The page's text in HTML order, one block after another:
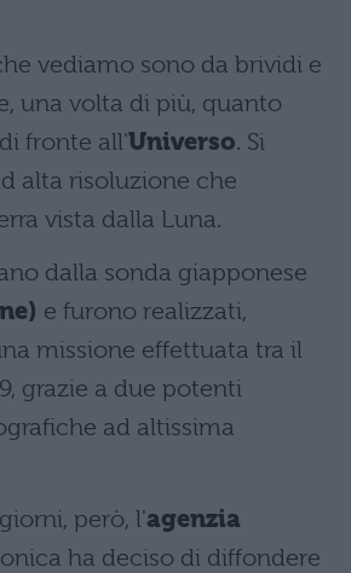
vediamo sono da brividi e
una volta di più, quanto
fronte all'Universo. Si
alta risoluzione che
vista dalla Luna.
dalla sonda giapponese
e furono realizzati,
missione effettuata tra il
grazie a due potenti
ad altissima
però, l'agenzia
ha deciso di diffondere